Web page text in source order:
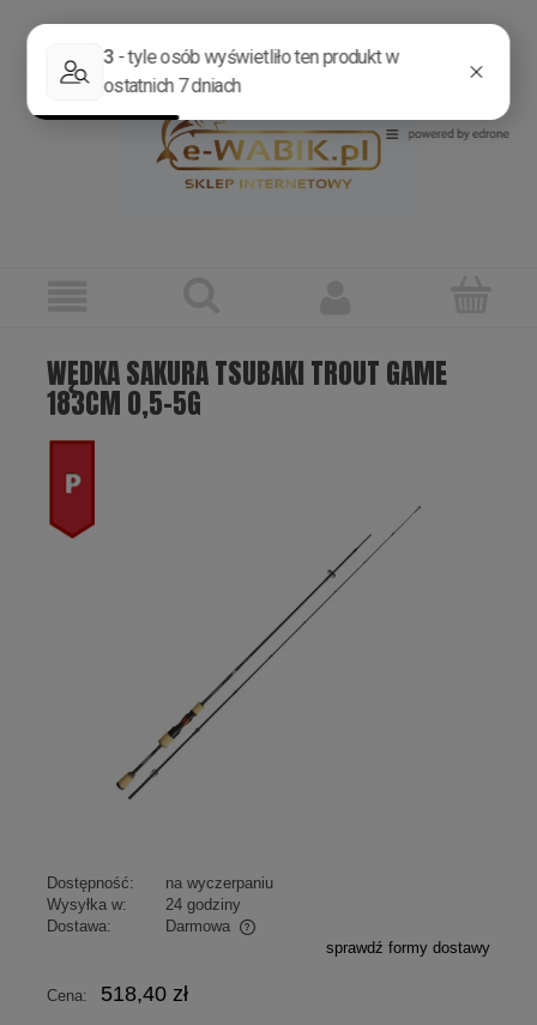
WĘDKA SAKURA TSUBAKI TROUT GAME
183CM 0,5-5G
Dostępność:
na wyczerpaniu
Wysyłka w:
24 godziny
Dostawa:
Darmowa
Cena nie zawiera ewentualnych kosztów płatności
sprawdź formy dostawy
Cena: 518,40 zł